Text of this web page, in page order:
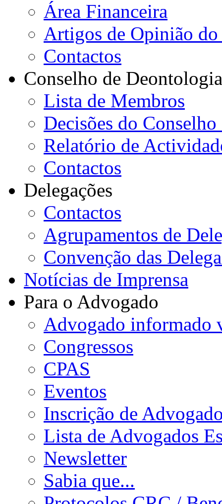
Área Financeira
Artigos de Opinião do
Contactos
Conselho de Deontologia
Lista de Membros
Decisões do
Relatório de
Contactos
Delegações
Contactos
Agrupamentos de
Convenção das
Notícias de Imprensa
Para o Advogado
Advogado informado
Congressos
CPAS
Eventos
Inscrição de
Lista de Advogados
Newsletter
Sabia que...